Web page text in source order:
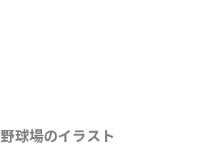
野球場のイラスト